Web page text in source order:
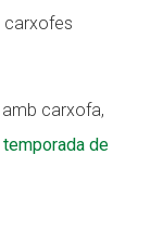
carxofes
carxofa,
temporada de